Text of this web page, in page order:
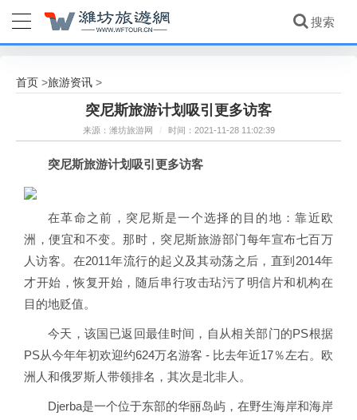
首页 >旅游资讯 >
突尼斯旅游计划吸引更多访客
来源：潍坊旅游网 / 时间：2021-11-28 11:02:39
突尼斯旅游计划吸引更多访客
在革命之前，突尼斯是一个选择的目的地：靠近欧
洲，便宜和不变。那时，突尼斯旅游部门每年宣布七百万
人访客。在2011年流行的起义及其动荡之后，直到2014年
才开始，恢复开始，随后串行攻击玷污了明信片和机构在
目的地贬值。
今天，该国已返回最佳时间，自从相关部门的PS根据
PS从今年年初欢迎约624万名游客 - 比去年近17％左右。欧
洲人和俄罗斯人带领排名，其次是北非人。
Djerba是一个位于东部的华丽岛屿，在野生海岸和海岸